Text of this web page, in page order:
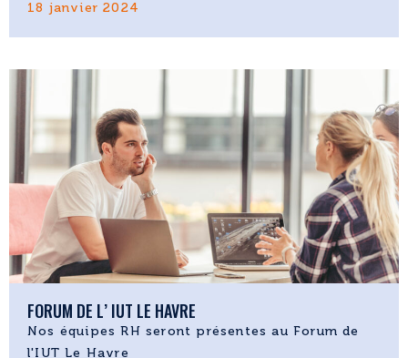
18 janvier 2024
FORUM DE L’ IUT LE HAVRE
Nos équipes RH seront présentes au Forum de
l'IUT Le Havre